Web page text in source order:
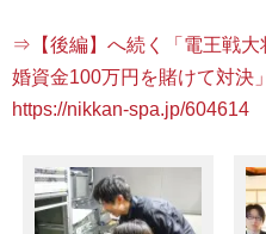
⇒【後編】へ続く「電王戦
婚資金100万円を賭けて対決」
https://nikkan-spa.jp/604614